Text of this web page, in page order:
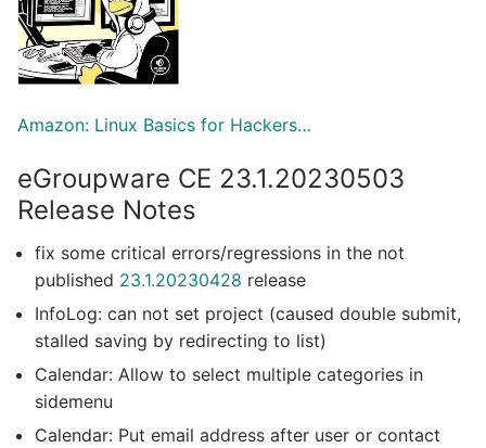
Amazon: Linux Basics for Hackers…
eGroupware CE 23.1.20230503
Release Notes
fix some critical errors/regressions in the not
published 23.1.20230428 release
InfoLog: can not set project (caused double submit,
stalled saving by redirecting to list)
Calendar: Allow to select multiple categories in
sidemenu
Calendar: Put email address after user or contact